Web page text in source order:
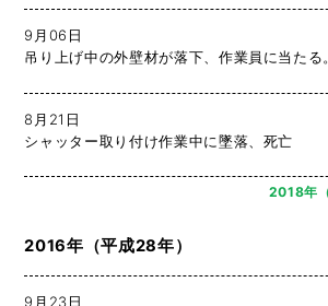
9月06日
吊り上げ中の外壁材が落下、作業員に当たる
8月21日
シャッター取り付け作業中に墜落、死亡
2018年
2016年（平成28年）
9月23日